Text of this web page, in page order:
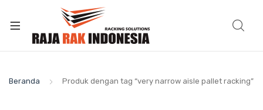
Beranda Produk dengan tag “very narrow aisle pallet racking”